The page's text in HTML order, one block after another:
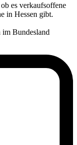
es verkaufsoffene
in Hessen gibt.
Bundesland